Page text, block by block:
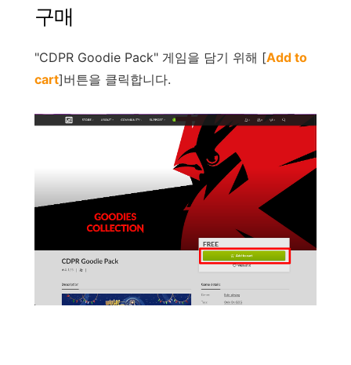
구매
"CDPR Goodie Pack" 게임을 담기 위해 [Add to
cart]버튼을 클릭합니다.